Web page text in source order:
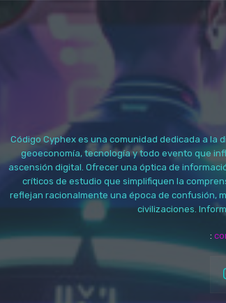
Código Cyphex es una comunidad dedicada a
geoeconomía, tecnología y todo evento que
ascensión digital. Ofrecer una óptica de
críticos de estudio que simplifiquen la
reflejan racionalmente una época de confusión,
civilizaciones.
: